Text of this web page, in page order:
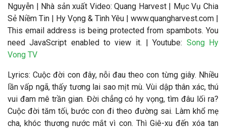
Nguyễn | Nhà sản xuất Video: Quang Harvest | Mục Vụ Chia
Sẻ Niềm Tin | Hy Vọng & Tình Yêu | www.quangharvest.com |
This email address is being protected from spambots. You
need JavaScript enabled to view it. | Youtube: Song Hy
Vong TV
Lyrics: Cuộc đời con đây, nỗi đau theo con từng giây. Nhiều
lần vấp ngã, thấy tương lai sao mịt mù. Vùi dập thân xác, thú
vui đam mê trần gian. Đời chẳng có hy vọng, tìm đâu lối ra?
Cuộc đời tăm tối, bước con đi theo đường sai. Làm khổ mẹ
cha, khóc thương nước mắt vì con. Thì Giê-xu đến xóa tan